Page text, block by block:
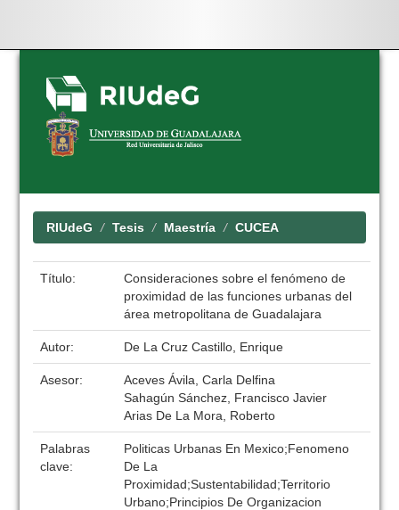
Skip
navigation
RIUdeG Tesis Maestría CUCEA
Título:
Consideraciones sobre el fenómeno de
proximidad de las funciones urbanas del
área metropolitana de Guadalajara
Autor: De La Cruz Castillo, Enrique
Asesor:
Aceves Ávila, Carla Delfina
Sahagún Sánchez, Francisco Javier
Arias De La Mora, Roberto
Palabras
clave:
Politicas Urbanas En Mexico;Fenomeno
De La
Proximidad;Sustentabilidad;Territorio
Urbano;Principios De Organizacion